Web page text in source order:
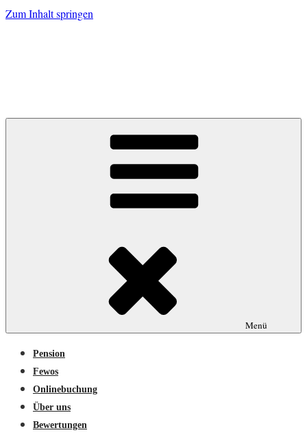
Zum Inhalt springen
Menü
Pension
Fewos
Onlinebuchung
Über uns
Bewertungen